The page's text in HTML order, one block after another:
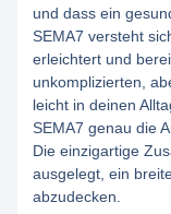
und dass ein
SEMA7 versteht
erleichtert und
unkomplizierten,
leicht in deinen
SEMA7 genau die
Die einzigartige
ausgelegt, ein
abzudecken.